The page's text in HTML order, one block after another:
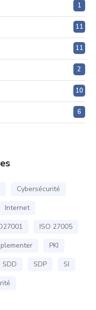
1
11
11
2
10
6
Cybersécurité
Internet
ISO 27005
PKI
SDD SDP
SI